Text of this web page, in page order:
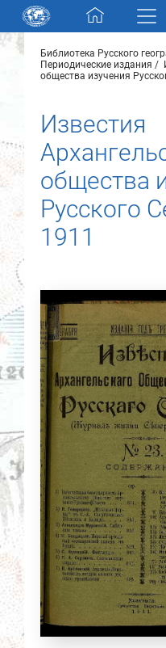
Skip navigation
Разделы и коллекции
Новости
О нас
Контакты
Партнеры
Библиотека Русского
Периодические издания
общества изучения
Известия
общества
Русского
1911